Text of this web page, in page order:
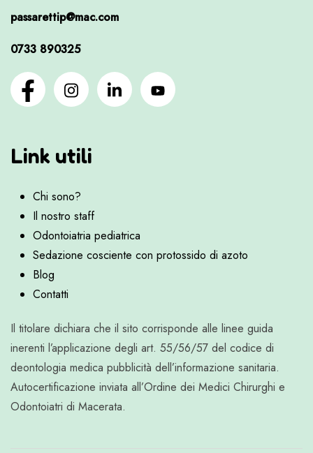
passarettip@mac.com
0733 890325
Link utili
Chi sono?
Il nostro staff
Odontoiatria pediatrica
Sedazione cosciente con protossido di azoto
Blog
Contatti
Il titolare dichiara che il sito corrisponde alle linee guida
inerenti l’applicazione degli art. 55/56/57 del codice di
deontologia medica pubblicità dell’informazione sanitaria.
Autocertificazione inviata all’Ordine dei Medici Chirurghi e
Odontoiatri di Macerata.